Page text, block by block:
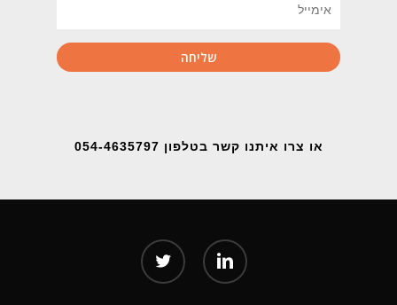
או צרו איתנו קשר בטלפון 054-4635797
twitter linkedin